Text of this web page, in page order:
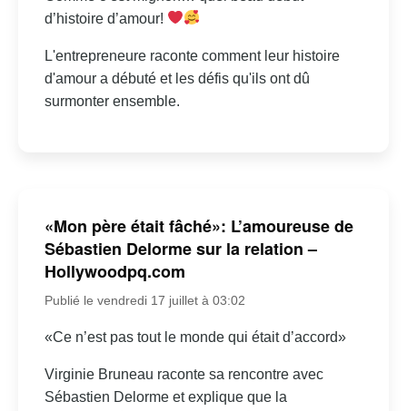
d’histoire d’amour!
L'entrepreneure raconte comment leur histoire
d'amour a débuté et les défis qu'ils ont dû
surmonter ensemble.
«Mon père était fâché»: L’amoureuse de
Sébastien Delorme sur la relation –
Hollywoodpq.com
Publié le vendredi 17 juillet à 03:02
«Ce n’est pas tout le monde qui était d’accord»
Virginie Bruneau raconte sa rencontre avec
Sébastien Delorme et explique que la